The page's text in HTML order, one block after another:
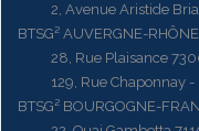
2, Avenue Aristide
BTSG² AUVERGNE-
28, Rue Plaisance
129, Rue Chaponnay -
BTSG² BOURGOGNE-